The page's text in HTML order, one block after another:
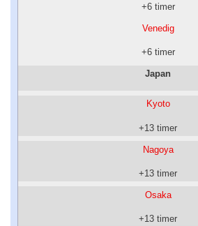
+6 timer
Venedig
+6 timer
Japan
Kyoto
+13 timer
Nagoya
+13 timer
Osaka
+13 timer